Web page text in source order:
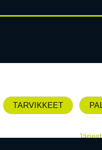
TARVIKKEET